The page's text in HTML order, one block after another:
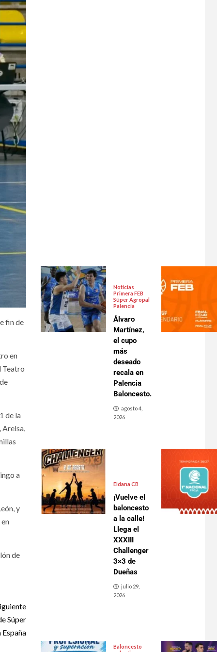
fin de
en
Teatro
de la
Arelsa,
a
y
de
Súper
Noticias
Primera FEB
Súper Agropal
Palencia
Álvaro
Martínez,
el cupo
más
deseado
recala en
Palencia
Baloncesto.
agosto 4,
2026
Eldana CB
¡Vuelve el
baloncesto
a la calle!
Llega el
XXXIII
Challenger
3×3 de
Dueñas
julio 29,
2026
Baloncesto